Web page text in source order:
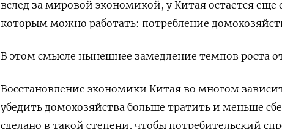
вслед за мировой экономикой, у Китая остается еще
которым можно работать: потребление
В этом смысле нынешнее замедление темпов роста
Восстановление экономики Китая во многом
убедить домохозяйства больше тратить и меньше
сделано в такой степени, чтобы потребительский